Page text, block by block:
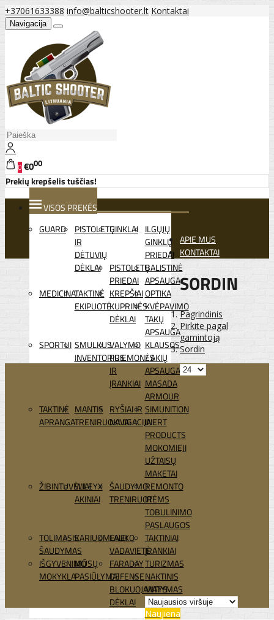
+37061633388 info@balticshooter.lt Kontaktai
Navigacija
0€000
Prekių krepšelis tuščias!
VISOS PREKĖS
GUARD
PISTOLETŲ
IR
DĖTUVIŲ
DĖKLAI
GINKLAI ILGŲJŲ
GINKLŲ
PRIEDAI
PISTOLETŲ
PRIEDAI
BALISTINĖ
APSAUGA
MEDICINATAKTINĖ
EKIPUOTĖ
KREPŠIAI
KUPRINĖS
DĖKLAI
OPTIKA
KVĖPAVIMO
TAKŲ
APSAUGA
SPORTUI SMULKUS
INVENTORIUS
VALYMO
PRIEMONĖS
IR
ĮRANKIAI
KLAUSOS
/ AKIŲ
APSAUGA
MASADA
ARMOUR
TAKTINĖ
APRANGA
MANTIS
TRENIRUOKLIAI
RYŠIAI IR
NAVIGACIJA
SIMUNITION
INERT
PRODUCTS
MOKOMIEJI
UŽTAISŲ
MAKETAI
ŽIBINTUVĖLIAI
WILEYX
AKINIAI
ŠAUDYMO
TRENIRUOTĖMS
REMONTO
IR
TOBULINIMO
PASLAUGOS
TOLIMASIS
ŠAUDYMAS
KARIUOMENEI
LAUKO
VADAVIETĖ
TAKTINIAI
ĮRANKIAI
IŠGYVENIMO
MOKYKLA
MŪSŲ
PASIŪLYMAI
FARADAY
DEFENSE
BLOKUOJANTYS
DĖKLAI
TURIZMAS
NAKTINIS
MATYMAS
APIE MUS
KONTAKTAI
SORDIN
Pagrindinis
Pirkite pagal
gamintoją
Sordin
Naujiena